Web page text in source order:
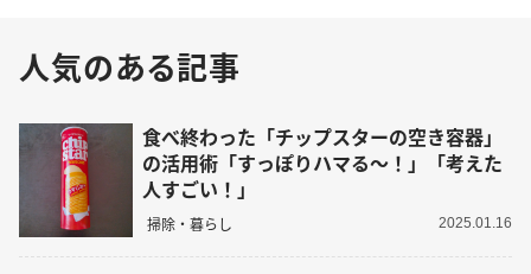
人気のある記事
食べ終わった「チップスターの空き容器」
の活用術「すっぽりハマる～！」「考えた
人すごい！」
掃除・暮らし 2025.01.16